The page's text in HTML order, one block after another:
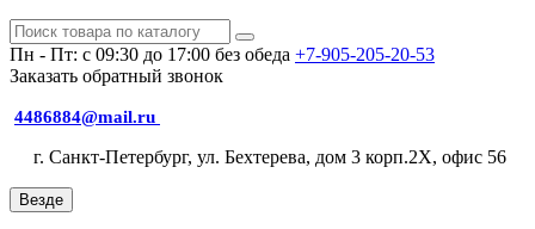
Пн - Пт: с 09:30 до 17:00 без обеда +7-905-205-20-53
Заказать обратный звонок
4486884@mail.ru
г. Санкт-Петербург, ул. Бехтерева, дом 3 корп.2X, офис 56
Везде